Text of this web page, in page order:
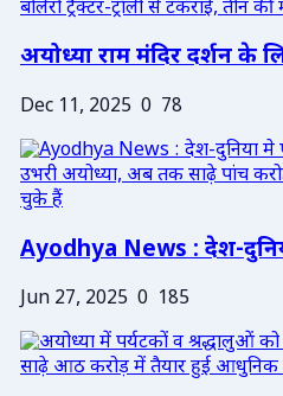
अयोध्या राम मंदिर दर्शन के
Dec 11, 2025 0 78
Ayodhya News : देश-
Jun 27, 2025 0 185